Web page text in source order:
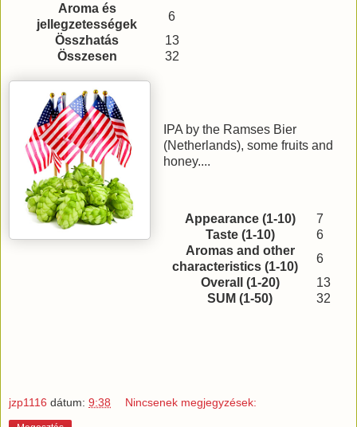
Aroma és
jellegzetességek
6
Összhatás
13
Összesen
32
IPA by the Ramses Bier
(Netherlands), some fruits and
honey....
Appearance (1-10)
7
Taste (1-10)
6
Aromas and other
characteristics (1-10)
6
Overall (1-20)
13
SUM (1-50)
32
jzp1116 dátum: 9:38 Nincsenek megjegyzések: